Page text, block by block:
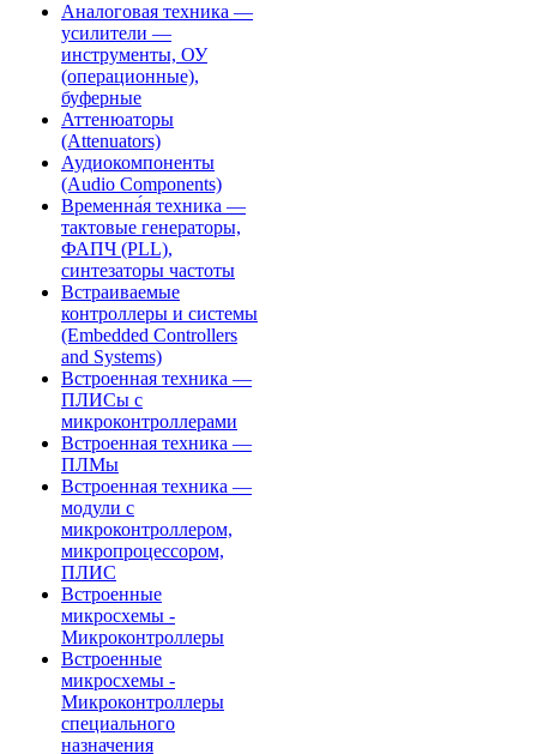
Аналоговая техника —
усилители —
инструменты, ОУ
(операционные),
буферные
Аттенюаторы
(Attenuators)
Аудиокомпоненты
(Audio Components)
Временна́я техника —
тактовые генераторы,
ФАПЧ (PLL),
синтезаторы частоты
Встраиваемые
контроллеры и системы
(Embedded Controllers
and Systems)
Встроенная техника —
ПЛИСы с
микроконтроллерами
Встроенная техника —
ПЛМы
Встроенная техника —
модули с
микроконтроллером,
микропроцессором,
ПЛИС
Встроенные
микросхемы -
Микроконтроллеры
Встроенные
микросхемы -
Микроконтроллеры
специального
назначения